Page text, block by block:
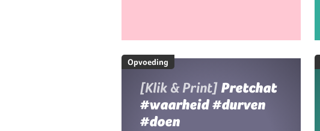
Opvoeding
[Klik & Print] Pretchat
#waarheid #durven
#doen